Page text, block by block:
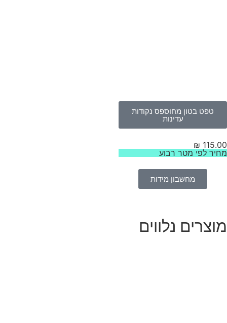
טפט בטון מחוספס נקודות
עדינות
₪
לפי מטר רבוע
מחשבון מידות
נלווים